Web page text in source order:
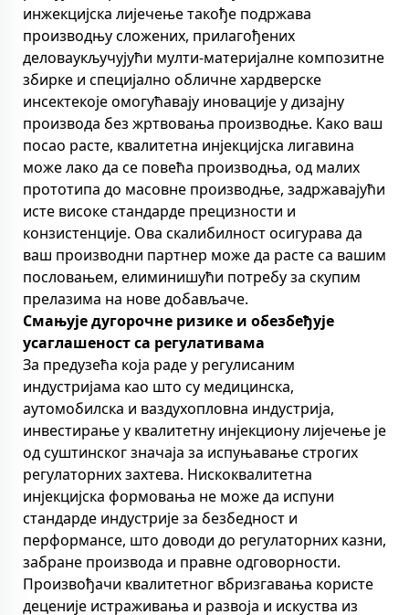
инжекцијска лијечење такође подржава
производњу сложених, прилагођених
деловаукључујући мулти-материјалне композитне
збирке и специјално обличне хардверске
инсектекоје омогућавају иновације у дизајну
производа без жртвовања производње. Како ваш
посао расте, квалитетна инјекцијска лигавина
може лако да се повећа производња, од малих
прототипа до масовне производње, задржавајући
исте високе стандарде прецизности и
конзистенције. Ова скалибилност осигурава да
ваш производни партнер може да расте са вашим
пословањем, елиминишући потребу за скупим
прелазима на нове добављаче.
Смањује дугорочне ризике и обезбеђује
усаглашеност са регулативама
За предузећа која раде у регулисаним
индустријама као што су медицинска,
аутомобилска и ваздухопловна индустрија,
инвестирање у квалитетну инјекциону лијечење је
од суштинског значаја за испуњавање строгих
регулаторних захтева. Нискоквалитетна
инјекцијска формовања не може да испуни
стандарде индустрије за безбедност и
перформансе, што доводи до регулаторних казни,
забране производа и правне одговорности.
Произвођачи квалитетног вбризгавања користе
деценије истраживања и развоја и искуства из